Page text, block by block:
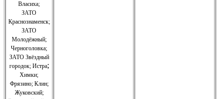
Власиха;
ЗАТО
Краснознаменск;
ЗАТО
Молодёжный;
Черноголовка;
ЗАТО Звёздный
городок; Истра;
Химки;
Фрязино;Клин;
Жуковский;